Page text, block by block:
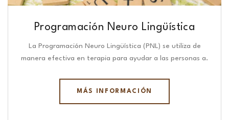
Programación Neuro Lingüística​
La Programación Neuro Lingüística (PNL) se utiliza de
manera efectiva en terapia para ayudar a las personas a.
MÁS INFORMACIÓN